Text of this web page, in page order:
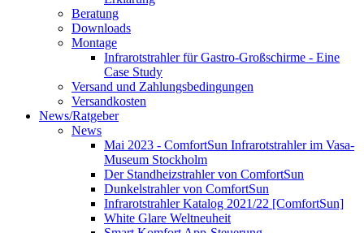
Beratung
Downloads
Montage
Infrarotstrahler für Gastro-Großschirme - Eine
Case Study
Versand und Zahlungsbedingungen
Versandkosten
News/Ratgeber
News
Mai 2023 - ComfortSun Infrarotstrahler im Vasa-
Museum Stockholm
Der Standheizstrahler von ComfortSun
Dunkelstrahler von ComfortSun
Infrarotstrahler Katalog 2021/22 [ComfortSun]
White Glare Weltneuheit